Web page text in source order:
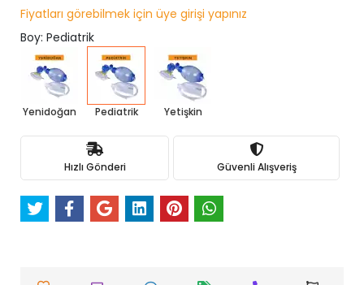
Fiyatları görebilmek için üye girişi yapınız
Boy: Pediatrik
Yenidoğan Pediatrik Yetişkin
Hızlı Gönderi Güvenli Alışveriş